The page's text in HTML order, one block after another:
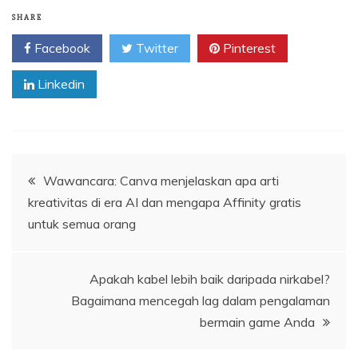
SHARE
Facebook Twitter Pinterest
Linkedin
Navigasi
pos
Wawancara: Canva menjelaskan apa arti
kreativitas di era AI dan mengapa Affinity gratis
untuk semua orang
Apakah kabel lebih baik daripada nirkabel?
Bagaimana mencegah lag dalam pengalaman
bermain game Anda